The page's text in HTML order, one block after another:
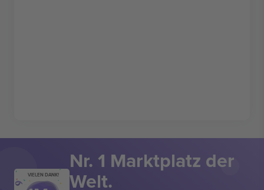
VIELEN DANK!
Nr. 1 Marktplatz der
Welt.